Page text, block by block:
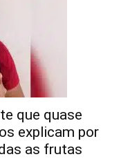
que quase
explicam por
as frutas